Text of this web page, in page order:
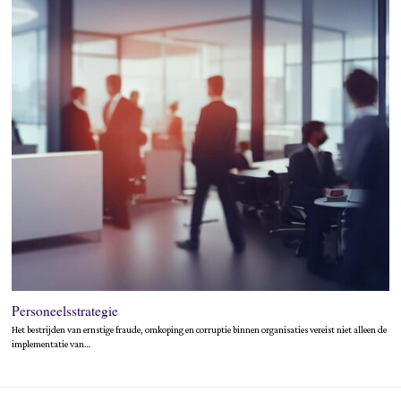
Personeelsstrategie
Het bestrijden van ernstige fraude, omkoping en corruptie binnen organisaties vereist niet alleen de
implementatie van…